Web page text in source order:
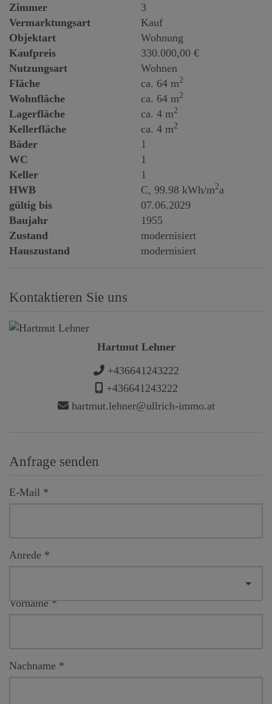
Zimmer
3
Vermarktungsart
Kauf
Objektart
Wohnung
Kaufpreis
330.000,00 €
Nutzungsart
Wohnen
Fläche
ca. 64 m2
Wohnfläche ca. 64 m2
Lagerfläche ca. 4 m2
Kellerfläche ca. 4 m2
Bäder
1
WC
1
Keller
1
HWB
C, 99.98 kWh/m2a
gültig bis
07.06.2029
Baujahr
1955
Zustand
modernisiert
Hauszustand
modernisiert
Kontaktieren Sie uns
Hartmut Lehner
+436641243222
+436641243222
hartmut.lehner@ullrich-immo.at
Anfrage senden
E-Mail
Anrede
Vorname
Nachname